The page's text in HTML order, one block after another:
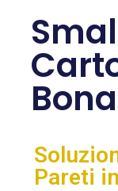
Pareti